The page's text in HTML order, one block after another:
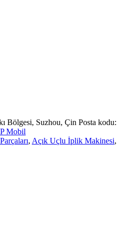
Bölgesi, Suzhou, Çin Posta
Mobil
, Açık Uçlu İplik Makinesi,